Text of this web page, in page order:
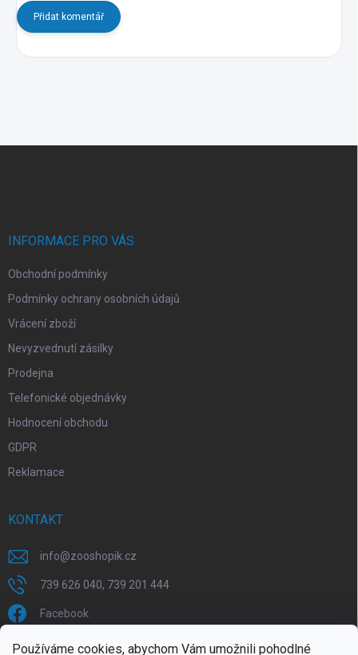
Používáme cookies, abychom Vám umožnili pohodlné
Přidat komentář
INFORMACE PRO VÁS
Obchodní podmínky
Podmínky ochrany osobních údajů
Vrácení zboží
Nevyzvednutí zásilky
Prodejna
Telefonické objednávky
Hodnocení obchodu
GDPR
Reklamace
KONTAKT
info@zooshopik.cz
739 626 040, 739 201 444
Facebook